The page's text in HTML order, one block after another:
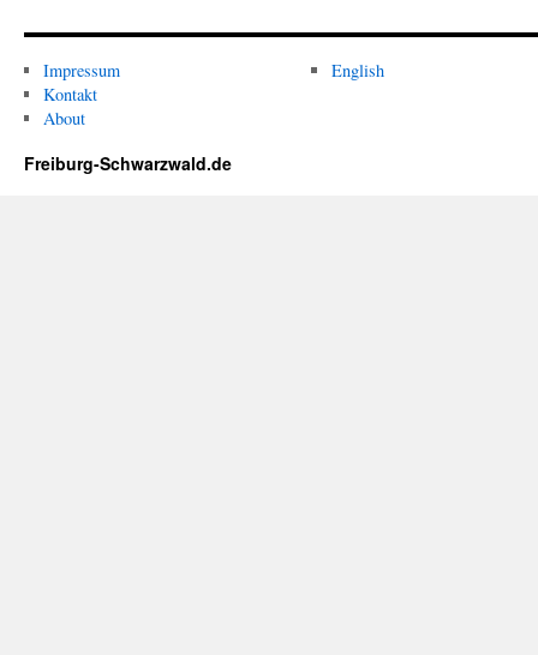
Impressum
Kontakt
About
English
Freiburg-Schwarzwald.de